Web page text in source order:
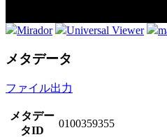
Mirador Universal Viewer
メタデータ
ファイル出力
メタデー
タID
0100359355